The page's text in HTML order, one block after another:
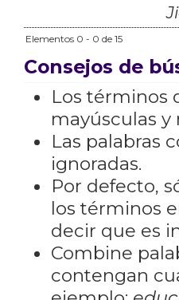
Elementos 0 - 0 de 15
Consejos de
Los términos
mayúsculas y
Las palabras
ignoradas.
Por defecto,
los términos
decir que es
Combine
contengan